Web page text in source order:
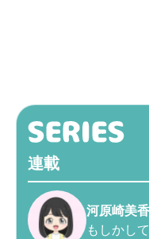
連載
河原崎美香
もしかし